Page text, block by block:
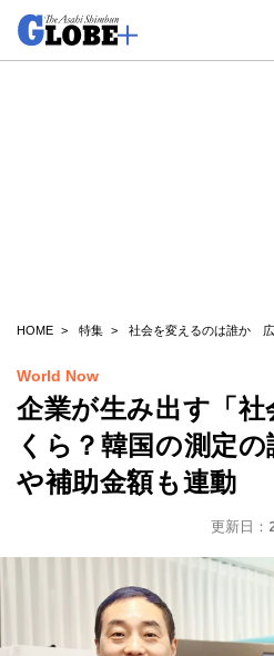
HOME 特集 社会を変えるのは誰か
World Now
企業が生み出す「
くら？韓国の測定
や補助金額も連動
更新日：